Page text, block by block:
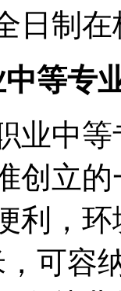
日制在
等专
业中
创立
利，
可容